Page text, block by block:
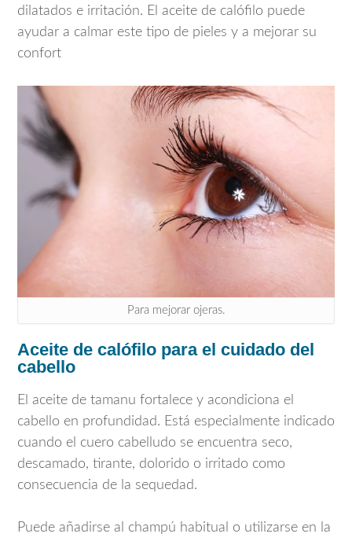
dilatados e irritación. El aceite de calófilo puede
ayudar a calmar este tipo de pieles y a mejorar su
confort
Para mejorar ojeras.
Aceite de calófilo para el cuidado del
cabello
El aceite de tamanu fortalece y acondiciona el
cabello en profundidad. Está especialmente indicado
cuando el cuero cabelludo se encuentra seco,
descamado, tirante, dolorido o irritado como
consecuencia de la sequedad.
Puede añadirse al champú habitual o utilizarse en la